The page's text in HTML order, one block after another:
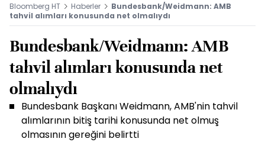
Bloomberg HT Haberler
Bundesbank/Weidmann: AMB
tahvil alımları konusunda net olmalıydı
Bundesbank/Weidmann: AMB
tahvil alımları konusunda net
olmalıydı
Bundesbank Başkanı Weidmann, AMB'nin tahvil
alımlarının bitiş tarihi konusunda net olmuş
olmasının gereğini belirtti